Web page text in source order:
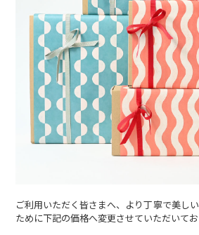
ご利用いただく皆さまへ、より丁寧で美し
ために下記の価格へ変更させていただいてお